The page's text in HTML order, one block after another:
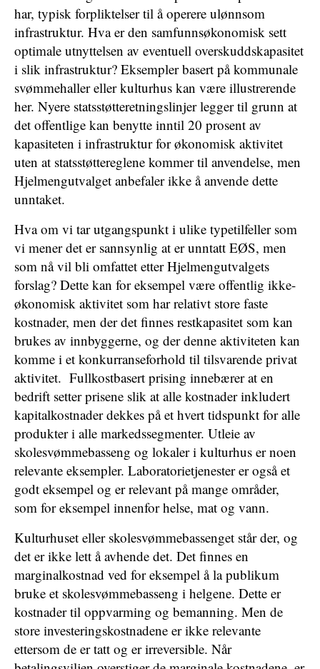
har, typisk forpliktelser til å operere ulønnsom
infrastruktur. Hva er den samfunnsøkonomisk sett
optimale utnyttelsen av eventuell overskuddskapasitet
i slik infrastruktur? Eksempler basert på kommunale
svømmehaller eller kulturhus kan være illustrerende
her. Nyere statsstøtteretningslinjer legger til grunn at
det offentlige kan benytte inntil 20 prosent av
kapasiteten i infrastruktur for økonomisk aktivitet
uten at statsstøttereglene kommer til anvendelse, men
Hjelmengutvalget anbefaler ikke å anvende dette
unntaket.
Hva om vi tar utgangspunkt i ulike typetilfeller som
vi mener det er sannsynlig at er unntatt EØS, men
som nå vil bli omfattet etter Hjelmengutvalgets
forslag? Dette kan for eksempel være offentlig ikke-
økonomisk aktivitet som har relativt store faste
kostnader, men der det finnes restkapasitet som kan
brukes av innbyggerne, og der denne aktiviteten kan
komme i et konkurranseforhold til tilsvarende privat
aktivitet. Fullkostbasert prising innebærer at en
bedrift setter prisene slik at alle kostnader inkludert
kapitalkostnader dekkes på et hvert tidspunkt for alle
produkter i alle markedssegmenter. Utleie av
skolesvømmebasseng og lokaler i kulturhus er noen
relevante eksempler. Laboratorietjenester er også et
godt eksempel og er relevant på mange områder,
som for eksempel innenfor helse, mat og vann.
Kulturhuset eller skolesvømmebassenget står der, og
det er ikke lett å avhende det. Det finnes en
marginalkostnad ved for eksempel å la publikum
bruke et skolesvømmebasseng i helgene. Dette er
kostnader til oppvarming og bemanning. Men de
store investeringskostnadene er ikke relevante
ettersom de er tatt og er irreversible. Når